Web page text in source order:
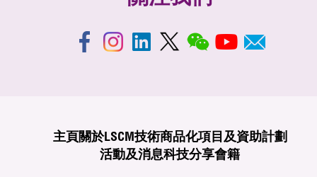
主頁 關於LSCM技術商品化項目及資助計劃
活動及消息科技分享會籍